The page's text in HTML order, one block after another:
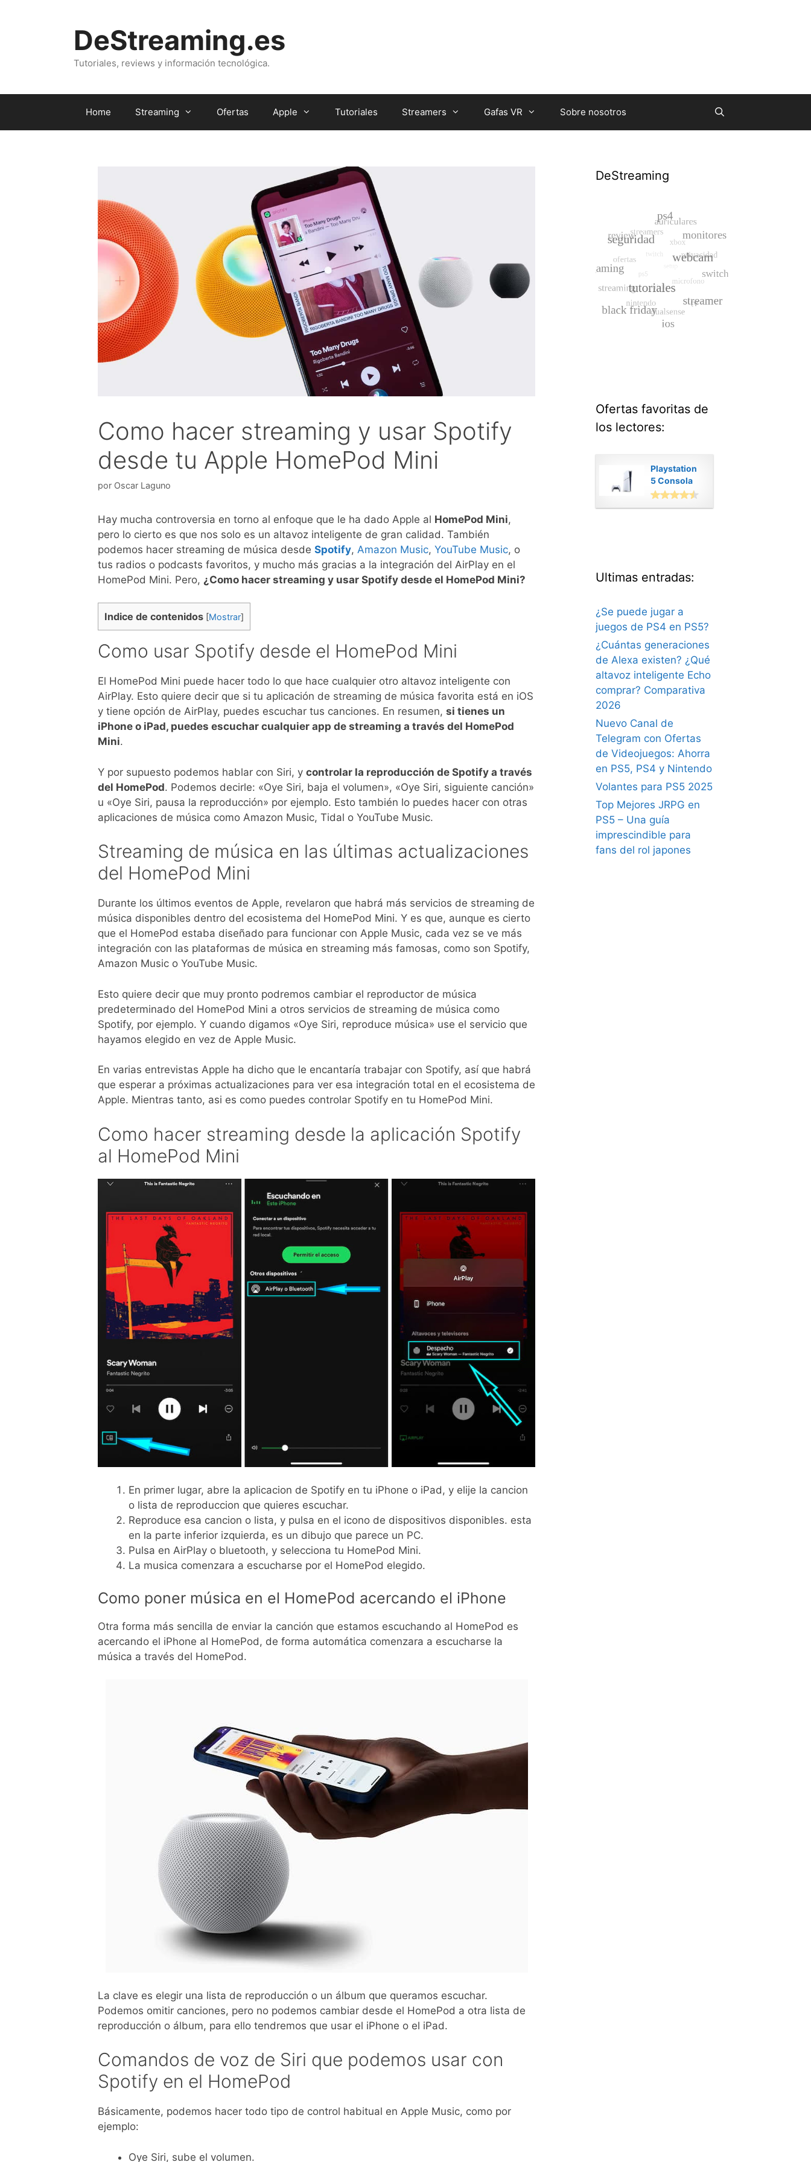
DeStreaming.es
Tutoriales, reviews y información tecnológica.
Home Streaming Ofertas Apple Tutoriales Streamers Gafas VR Sobre nosotros
Como hacer streaming y usar Spotify
desde tu Apple HomePod Mini
por Oscar Laguno
Hay mucha controversia en torno al enfoque que le ha dado Apple al HomePod Mini,
pero lo cierto es que nos solo es un altavoz inteligente de gran calidad. También
podemos hacer streaming de música desde Spotify, Amazon Music, YouTube Music, o
tus radios o podcasts favoritos, y mucho más gracias a la integración del AirPlay en el
HomePod Mini. Pero, ¿Como hacer streaming y usar Spotify desde el HomePod Mini?
Indice de contenidos [Mostrar]
Como usar Spotify desde el HomePod Mini
El HomePod Mini puede hacer todo lo que hace cualquier otro altavoz inteligente con
AirPlay. Esto quiere decir que si tu aplicación de streaming de música favorita está en iOS
y tiene opción de AirPlay, puedes escuchar tus canciones. En resumen, si tienes un
iPhone o iPad, puedes escuchar cualquier app de streaming a través del HomePod
Mini.
Y por supuesto podemos hablar con Siri, y controlar la reproducción de Spotify a través
del HomePod. Podemos decirle: «Oye Siri, baja el volumen», «Oye Siri, siguiente canción»
u «Oye Siri, pausa la reproducción» por ejemplo. Esto también lo puedes hacer con otras
aplicaciones de música como Amazon Music, Tidal o YouTube Music.
Streaming de música en las últimas actualizaciones
del HomePod Mini
Durante los últimos eventos de Apple, revelaron que habrá más servicios de streaming de
música disponibles dentro del ecosistema del HomePod Mini. Y es que, aunque es cierto
que el HomePod estaba diseñado para funcionar con Apple Music, cada vez se ve más
integración con las plataformas de música en streaming más famosas, como son Spotify,
Amazon Music o YouTube Music.
Esto quiere decir que muy pronto podremos cambiar el reproductor de música
predeterminado del HomePod Mini a otros servicios de streaming de música como
Spotify, por ejemplo. Y cuando digamos «Oye Siri, reproduce música» use el servicio que
hayamos elegido en vez de Apple Music.
En varias entrevistas Apple ha dicho que le encantaría trabajar con Spotify, así que habrá
que esperar a próximas actualizaciones para ver esa integración total en el ecosistema de
Apple. Mientras tanto, asi es como puedes controlar Spotify en tu HomePod Mini.
Como hacer streaming desde la aplicación Spotify
al HomePod Mini
En primer lugar, abre la aplicacion de Spotify en tu iPhone o iPad, y elije la cancion
o lista de reproduccion que quieres escuchar.
Reproduce esa cancion o lista, y pulsa en el icono de dispositivos disponibles. esta
en la parte inferior izquierda, es un dibujo que parece un PC.
Pulsa en AirPlay o bluetooth, y selecciona tu HomePod Mini.
La musica comenzara a escucharse por el HomePod elegido.
Como poner música en el HomePod acercando el iPhone
Otra forma más sencilla de enviar la canción que estamos escuchando al HomePod es
acercando el iPhone al HomePod, de forma automática comenzara a escucharse la
música a través del HomePod.
La clave es elegir una lista de reproducción o un álbum que queramos escuchar.
Podemos omitir canciones, pero no podemos cambiar desde el HomePod a otra lista de
reproducción o álbum, para ello tendremos que usar el iPhone o el iPad.
Comandos de voz de Siri que podemos usar con
Spotify en el HomePod
Básicamente, podemos hacer todo tipo de control habitual en Apple Music, como por
ejemplo:
Oye Siri, sube el volumen.
DeStreaming
Ofertas favoritas de
los lectores:
Playstation
5 Consola
Digital
Ultimas entradas:
¿Se puede jugar a
juegos de PS4 en PS5?
¿Cuántas generaciones
de Alexa existen? ¿Qué
altavoz inteligente Echo
comprar? Comparativa
2026
Nuevo Canal de
Telegram con Ofertas
de Videojuegos: Ahorra
en PS5, PS4 y Nintendo
Volantes para PS5 2025
Top Mejores JRPG en
PS5 – Una guía
imprescindible para
fans del rol japones